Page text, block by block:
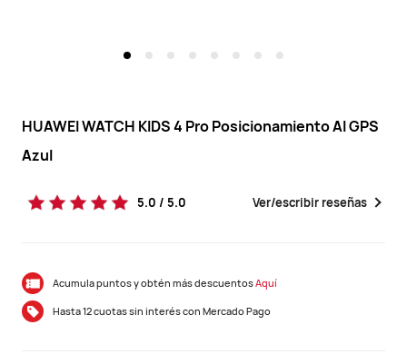
HUAWEI WATCH KIDS 4 Pro Posicionamiento AI GPS
Azul
5.0 / 5.0 Ver/escribir reseñas
Acumula puntos y obtén más descuentosAquí
Hasta 12 cuotas sin interés con Mercado Pago